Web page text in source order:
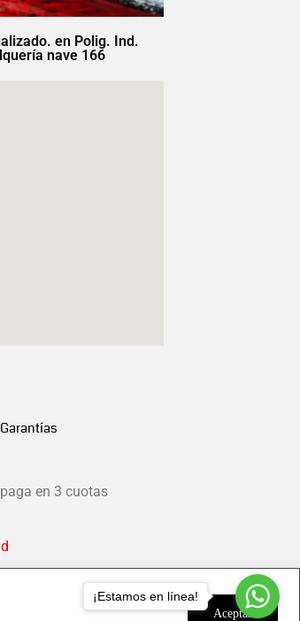
Aceptar
en Polig. Ind.
nave 166
en 3 cuotas
¡Estamos en línea!